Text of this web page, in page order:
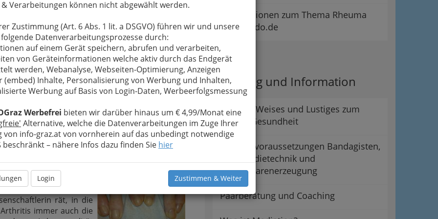
& Verarbeitungen können nicht abgewählt werden.
Zustimmung (Art. 6 Abs. 1 lit. a DSGVO) führen wir und unsere
Datenverarbeitungsprozesse durch:
auf einem Gerät speichern, abrufen und verarbeiten,
von Geräteinformationen welche aktiv durch das Endgerät
werden, Webanalyse, Webseiten-Optimierung, Anzeigen
(embed) Inhalte, Personalisierung von Werbung und Inhalten,
Werbung auf Basis von Login-Daten, Werbeerfolgsmessung
Werbefrei bieten wir darüber hinaus um € 4,99/Monat eine
Alternative, welche die Datenverarbeitungen im Zuge Ihrer
von info-graz.at von vornherein auf das unbedingt notwendige
beschränkt – nähere Infos dazu finden Sie hier
Login Zustimmen & Weiter
eine effektive Therapie erhalten.
Probleme zeigen sich unter Rheumatikern
litten 23 Prozent der Patienten unter
keitsstörungen. 33 Prozent hatten
(52 Prozent) gab an, dass dem
Arthritis einmassives Stressereignis
Rheumatiker sehr viel später wirkungsvolle
gesunden. Dabei handelt es sich um einen
Kortison, der unspezifisch das gesamte
Prednison die körperlichen Abwehrreaktionen
Krankheiten sind
Sie hängen meist
und dem
rät, in die
immer auch die
Informationen zum Thema Rheuma
auf Curado.de
Tipps
Beratung und Information
Wahres, Weises und Lustiges zum
Thema Gesundheit
Zugangsvoraussetzungen Bandagisten,
Orthopädietechnik und
Miederwarenerzeugung
Paarberatung und Coaching